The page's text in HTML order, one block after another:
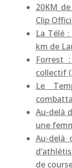
20KM
Clip
La Télé
km de
Forrest
collectif
Le
Au-delà
une
Au-delà
de